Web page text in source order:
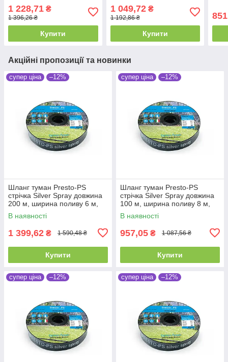
мм (703508-7)
1 228,71 ₴
1 396,26 ₴
Купити
(402007-5)
1 049,72₴
1 192,86 ₴
Купити
Акційні пропозиції та новинки
супер ціна –12%
Шланг туман Presto-PS
стрічка Silver Spray довжина
200 м, ширина поливу 6 м,
діаметр 32 мм (502008-7)
В наявності
1 399,62 ₴ 1 590,48 ₴
Купити
супер ціна –12%
Шланг туман Presto-PS
стрічка Silver Spray довжина
100 м, ширина поливу 8 м,
діаметр 40 мм (601008-5)
В наявності
957,05 ₴ 1 087,56 ₴
Купити
супер ціна –12% супер ціна –12%